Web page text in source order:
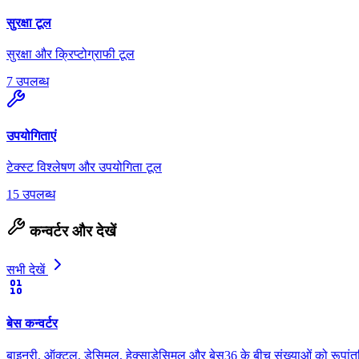
सुरक्षा टूल
सुरक्षा और क्रिप्टोग्राफी टूल
7 उपलब्ध
उपयोगिताएं
टेक्स्ट विश्लेषण और उपयोगिता टूल
15 उपलब्ध
कन्वर्टर और देखें
सभी देखें
बेस कन्वर्टर
बाइनरी, ऑक्टल, डेसिमल, हेक्साडेसिमल और बेस36 के बीच संख्याओं को